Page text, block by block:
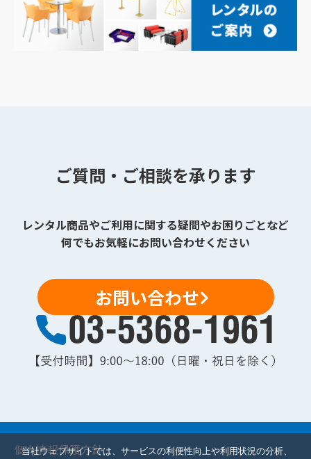
ご質問・ご相談を承ります
レンタル商品やご利用に関する疑問やお困りごとなど
何でもお気軽にお問い合わせください
お問い合わせ
個人情報保護方針
当社ウェブサイトでは、サービスの利便性向上や利用状況の分析、